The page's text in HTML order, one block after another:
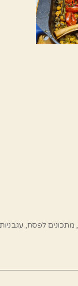
, מתכונים לפסח, עגבניות